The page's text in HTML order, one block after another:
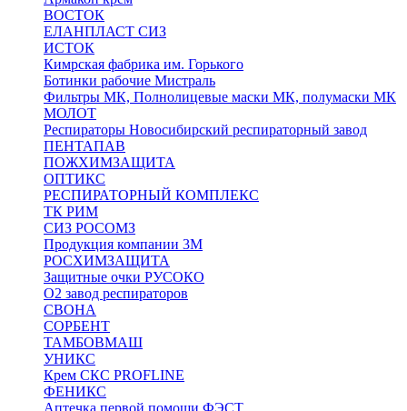
ВОСТОК
ЕЛАНПЛАСТ СИЗ
ИСТОК
Кимрская фабрика им. Горького
Ботинки рабочие Мистраль
Фильтры МК, Полнолицевые маски МК, полумаски МК
МОЛОТ
Респираторы Новосибирский респираторный завод
ПЕНТАПАВ
ПОЖХИМЗАЩИТА
ОПТИКС
РЕСПИРАТОРНЫЙ КОМПЛЕКС
ТК РИМ
СИЗ РОСОМЗ
Продукция компании 3M
РОСХИМЗАЩИТА
Защитные очки РУСОКО
О2 завод респираторов
СВОНА
СОРБЕНТ
ТАМБОВМАШ
УНИКС
Крем СКС PROFLINE
ФЕНИКС
Аптечка первой помощи ФЭСТ